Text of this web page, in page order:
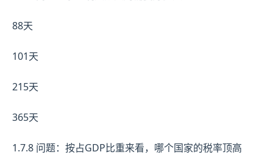
88天
101天
215天
365天
1.7.8 问题：按占GDP比重来看，哪个国家的税率顶高